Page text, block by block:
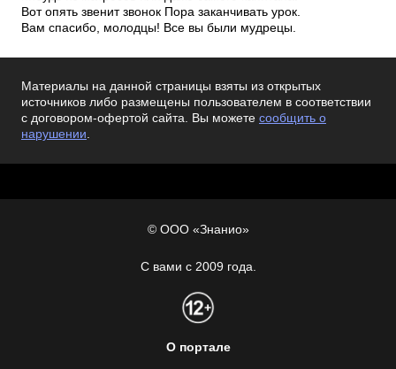
Вот опять звенит звонок Пора заканчивать урок.
Вам спасибо, молодцы! Все вы были мудрецы.
Материалы на данной страницы взяты из открытых
источников либо размещены пользователем в соответствии
с договором-офертой сайта. Вы можете сообщить о
нарушении.
© ООО «Знанио»
С вами с 2009 года.
О портале